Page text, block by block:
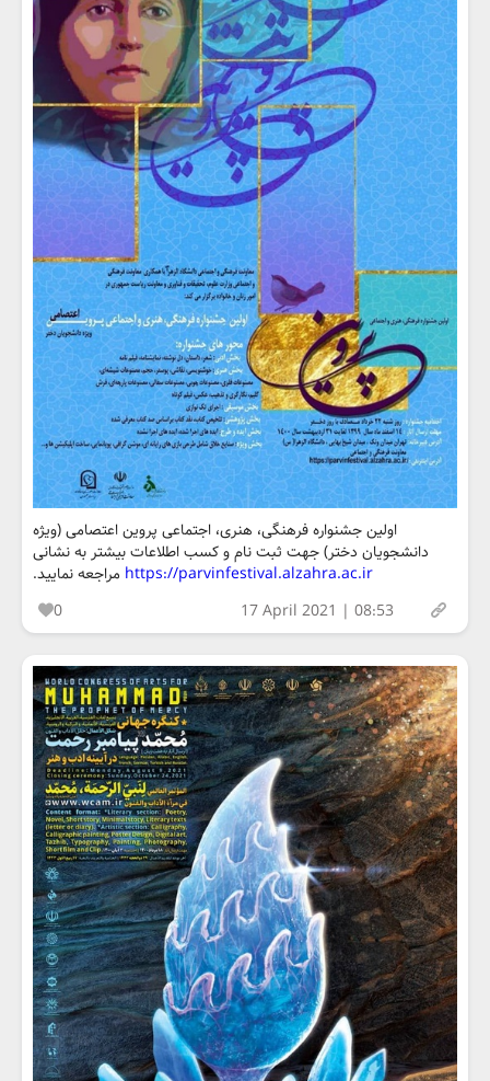
اولین جشنواره فرهنگی، هنری، اجتماعی پروین اعتصامی (ویژه
دانشجویان دختر) جهت ثبت نام و کسب اطلاعات بیشتر به نشانی
https://parvinfestival.alzahra.ac.ir مراجعه نمایید.
0
17 April 2021 | 08:53